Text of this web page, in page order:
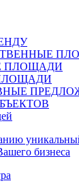
ПЛОЩАДИ
бизнеса